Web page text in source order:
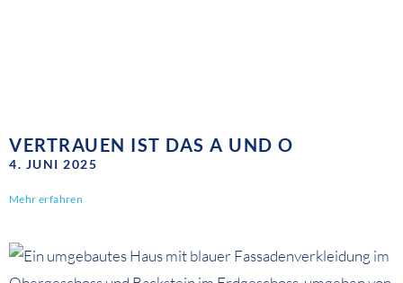
VERTRAUEN IST DAS A UND O
4. JUNI 2025
Mehr erfahren